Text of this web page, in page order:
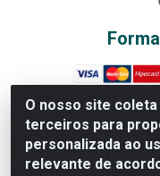
O nosso site
terceiros para
personalizada ao
relevante de
Rede Brasil -
Américas II Etapa